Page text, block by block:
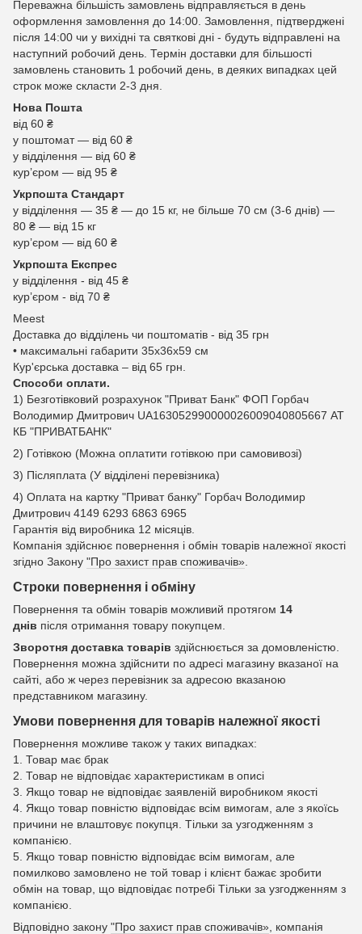
Переважна більшість замовлень відправляється в день
оформлення замовлення до 14:00. Замовлення, підтверджені
після 14:00 чи у вихідні та святкові дні - будуть відправлені на
наступний робочий день. Термін доставки для більшості
замовлень становить 1 робочий день, в деяких випадках цей
строк може скласти 2-3 дня.
Нова Пошта
від 60 ₴
у поштомат — від 60 ₴
у відділення — від 60 ₴
курʼєром — від 95 ₴
Укрпошта Стандарт
у відділення — 35 ₴ — до 15 кг, не більше 70 см (3-6 днів) —
80 ₴ — від 15 кг
курʼєром — від 60 ₴
Укрпошта Експрес
у відділення - від 45 ₴
курʼєром - від 70 ₴
Meest
Доставка до відділень чи поштоматів - від 35 грн
• максимальні габарити 35x36x59 см
Кур'єрська доставка – від 65 грн.
Способи оплати.
1) Безготівковий розрахунок "Приват Банк" ФОП Горбач
Володимир Дмитрович UA163052990000026009040805667 АТ
КБ "ПРИВАТБАНК"
2) Готівкою (Можна оплатити готівкою при самовивозі)
3) Післяплата (У відділені перевізника)
4) Оплата на картку "Приват банку" Горбач Володимир
Дмитрович 4149 6293 6863 6965
Гарантія від виробника 12 місяців.
Компанія здійснює повернення і обмін товарів належної якості
згідно Закону "Про захист прав споживачів».
Строки повернення і обміну
Повернення та обмін товарів можливий протягом 14
днів після отримання товару покупцем.
Зворотня доставка товарів здійснюється за домовленістю.
Повернення можна здійснити по адресі магазину вказаної на
сайті, або ж через перевізник за адресою вказаною
представником магазину.
Умови повернення для товарів належної якості
Повернення можливе також у таких випадках:
1. Товар має брак
2. Товар не відповідає характеристикам в описі
3. Якщо товар не відповідає заявленій виробником якості
4. Якщо товар повністю відповідає всім вимогам, але з якоїсь
причини не влаштовує покупця. Тільки за узгодженням з
компанією.
5. Якщо товар повністю відповідає всім вимогам, але
помилково замовлено не той товар і клієнт бажає зробити
обмін на товар, що відповідає потребі Тільки за узгодженням з
компанією.
Відповідно закону "Про захист прав споживачів» , компанія